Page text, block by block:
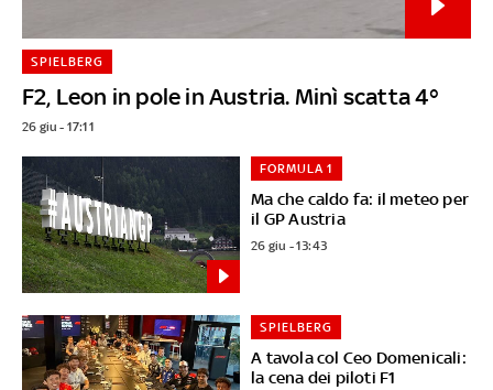
F2, Leon in pole in Austria. Minì scatta 4°
SPIELBERG
26 giu - 17:11
Ma che caldo fa: il meteo per
il GP Austria
FORMULA 1
26 giu - 13:43
A tavola col Ceo Domenicali:
la cena dei piloti F1
SPIELBERG